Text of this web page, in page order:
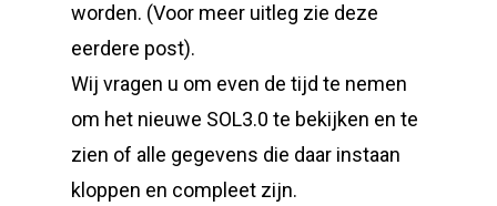
worden. (Voor meer uitleg zie deze
eerdere post).
Wij vragen u om even de tijd te nemen
om het nieuwe SOL3.0 te bekijken en te
zien of alle gegevens die daar instaan
kloppen en compleet zijn.